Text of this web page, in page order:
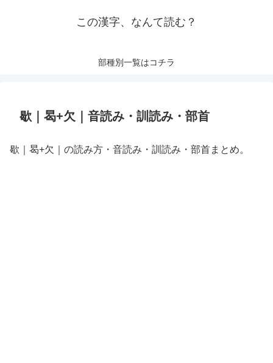
この漢字、なんて読む？
部種別一覧はコチラ
歇｜曷+欠｜音読み・訓読み・部首
歇｜曷+欠｜の読み方・音読み・訓読み・部首まとめ。